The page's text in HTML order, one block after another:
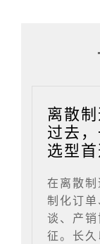
离散
过去
选型首
在离散
制化订
谈、产
征。长